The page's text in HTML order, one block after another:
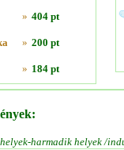
» 404 pt
» 200 pt
» 184 pt
harmadik helyek /